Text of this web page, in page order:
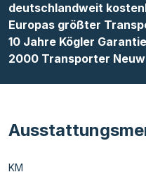
deutschlandweit
Europas größter
10 Jahre Kögler Garantie
2000 Transporter
KM